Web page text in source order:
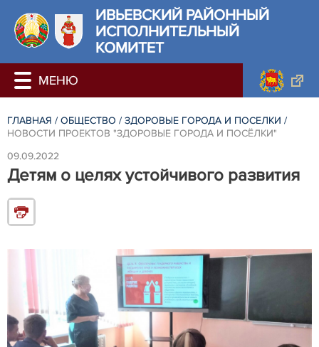
ИВЬЕВСКИЙ РАЙОННЫЙ
ИСПОЛНИТЕЛЬНЫЙ
КОМИТЕТ
ГЛАВНАЯ / ОБЩЕСТВО / ЗДОРОВЫЕ ГОРОДА И ПОСЕЛКИ /
НОВОСТИ ПРОЕКТОВ "ЗДОРОВЫЕ ГОРОДА И ПОСЁЛКИ"
09.09.2022
Детям о целях устойчивого развития